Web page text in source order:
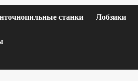
станки Лобзики